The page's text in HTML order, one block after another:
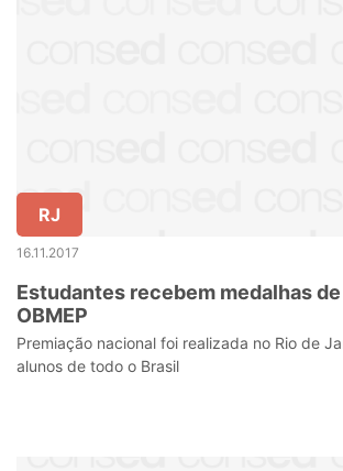
RJ
16.11.2017
Estudantes recebem medalhas
OBMEP
Premiação nacional foi realizada no Rio de
alunos de todo o Brasil